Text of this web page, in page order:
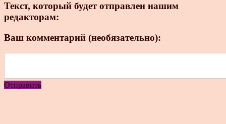
Текст, который будет отправлен нашим
редакторам:
Ваш комментарий (необязательно):
Отправить